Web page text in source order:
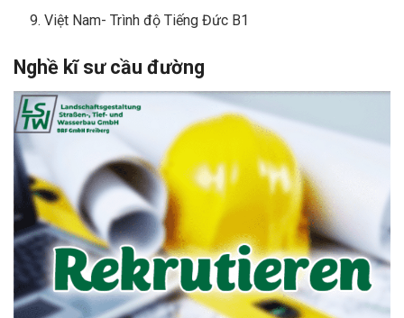
Việt Nam- Trình độ Tiếng Đức B1
Nghề kĩ sư cầu đường